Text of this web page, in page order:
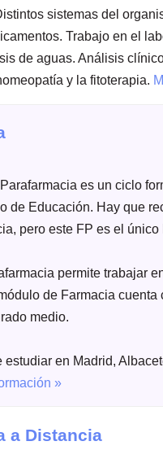
sistemas del
Trabajo en el
de aguas. Análisis
y la fitoterapia.
es un ciclo
de Educación. Hay que
pero este FP es el
permite trabajar
de Farmacia
medio.
en Madrid,
»
a Distancia